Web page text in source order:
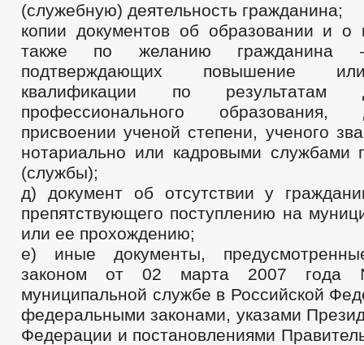
(служебную) деятельность гражданина;
копии документов об образовании и о
также по желанию гражданина
подтверждающих повышение
квалификации по результатам
профессионального
присвоении ученой степени, ученого
нотариально или кадровыми службами
(службы);
д) документ об отсутствии у
препятствующего поступлению на
или ее прохождению;
е) иные документы,
законом от 02 марта 2007
муниципальной службе в Российской
федеральными законами, указами
Федерации и постановлениями